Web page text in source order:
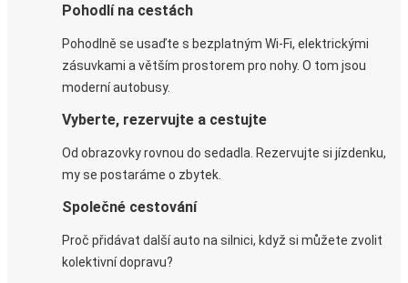
Pohodlí na cestách
Pohodlně se usaďte s bezplatným Wi-Fi, elektrickými
zásuvkami a větším prostorem pro nohy. O tom jsou
moderní autobusy.
Vyberte, rezervujte a cestujte
Od obrazovky rovnou do sedadla. Rezervujte si jízdenku,
my se postaráme o zbytek.
Společné cestování
Proč přidávat další auto na silnici, když si můžete zvolit
kolektivní dopravu?